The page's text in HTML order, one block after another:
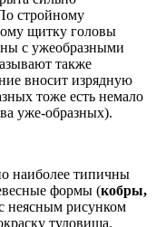
стройному
щитку головы
с ужеобразными
также
вносит изрядную
тоже есть немало
уже-образных).
наиболее типичны
формы (кобры,
неясным рисунком
туловища.